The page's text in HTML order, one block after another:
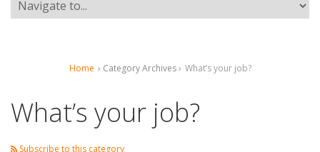
Home › Category Archives › What’s your job?
What’s your job?
Subscribe to this category